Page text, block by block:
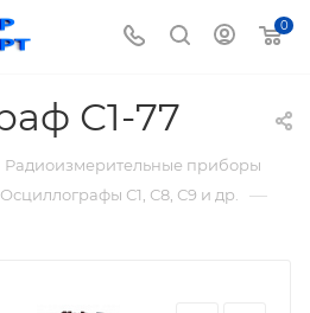
0
С1-77
Радиоизмерительные приборы
Осциллографы С1, С8, С9 и др. —